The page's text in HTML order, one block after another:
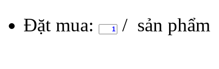
Đặt mua:
/ sản phẩm